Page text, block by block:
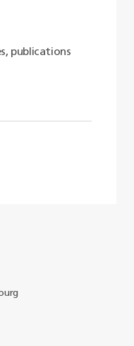
publications